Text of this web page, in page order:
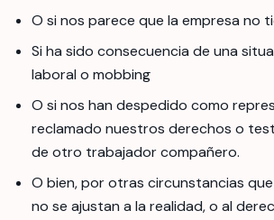
O si nos parece que la empresa no
Si ha sido consecuencia de una
laboral o mobbing
O si nos han despedido como
reclamado nuestros derechos o
de otro trabajador compañero.
O bien, por otras circunstancias
no se ajustan a la realidad, o al